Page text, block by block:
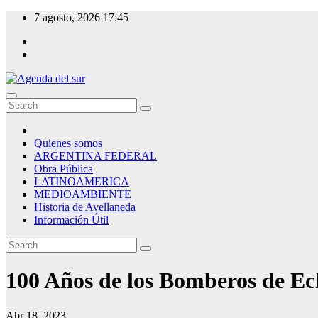
Skip
content
7 agosto, 2026 17:45
Agenda del sur
Quienes somos
ARGENTINA FEDERAL
Obra Pública
LATINOAMERICA
MEDIOAMBIENTE
Historia de Avellaneda
Información Útil
100 Años de los Bomberos de
Abr 18, 2023